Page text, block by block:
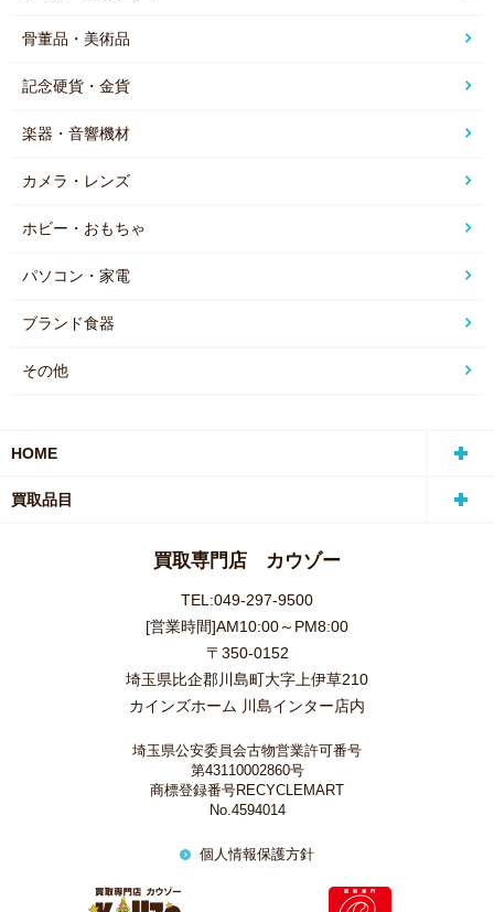
骨董品・美術品
記念硬貨・金貨
楽器・音響機材
カメラ・レンズ
ホビー・おもちゃ
パソコン・家電
ブランド食器
その他
HOME
買取品目
買取専門店 カウゾー
TEL:049-297-9500
[営業時間]AM10:00～PM8:00
〒350-0152
埼玉県比企郡川島町大字上伊草210
カインズホーム 川島インター店内
埼玉県公安委員会古物営業許可番号
第43110002860号
商標登録番号RECYCLEMART
No.4594014
個人情報保護方針